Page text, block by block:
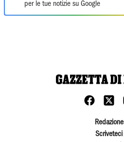
per le tue notizie su Google
Redazione
Scriveteci